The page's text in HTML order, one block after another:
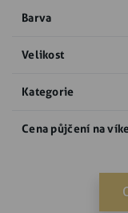
Barva
Velikost
Kategorie
Cena půjčení na